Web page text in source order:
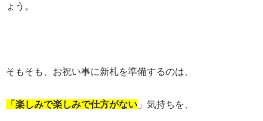
ょう。
そもそも、お祝い事に新札を準備するのは、
「楽しみで楽しみで仕方がない 」気持ちを、